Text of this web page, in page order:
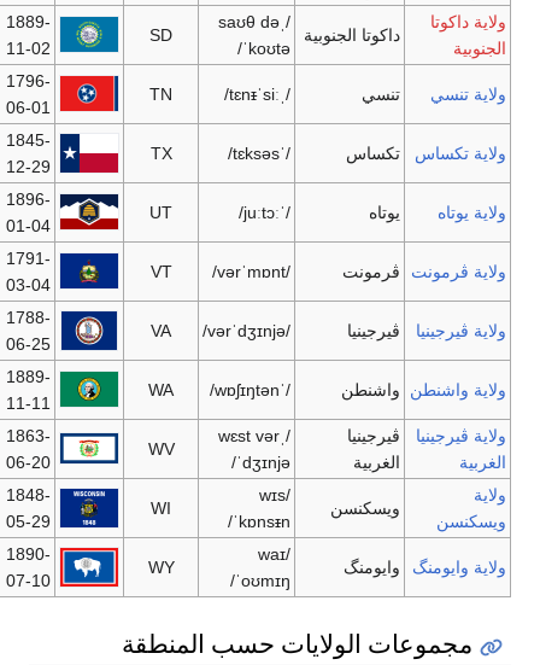
SD
11-02
796,214
Pierre
Sioux Falls
TN
06-01
6,156,719
Nashville
Memphis
[10]
TX
12-29
23,904,380 أوستن هيوستن
UT
01-04
2,645,330
Salt Lake City
VT
03-04
621,254
Montpelier
Burlington
VA
06-25
7,712,091
Richmond
Virginia
Beach
WA
11-11
6,468,424 اولمپيا سياتل
WV
1863-
06-20
1,812,035 تشارلستون تشارلستون
WI
05-29
ماديسون ميلوكي
WY
1890-
07-10
شايان